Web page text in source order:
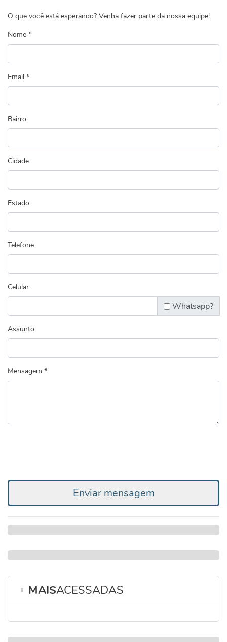
O que você está esperando? Venha fazer parte da nossa equipe!
Nome *
Email *
Bairro
Cidade
Estado
Telefone
Celular
Whatsapp?
Assunto
Mensagem *
Enviar mensagem
MAISACESSADAS